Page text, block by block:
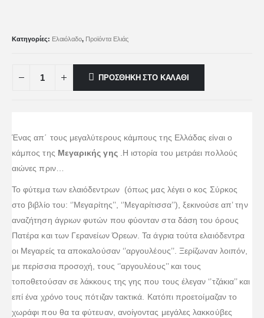
Κατηγορίες: Ελαιόλαδο, Προϊόντα Ελιάς
ΠΡΟΣΘΉΚΗ ΣΤΟ ΚΑΛΆΘΙ
Ένας απ΄ τους μεγαλύτερους κάμπους της Ελλάδας είναι ο
κάμπος της Μεγαρικής γης.Η ιστορία του μετράει πολλούς
αιώνες πριν…
Το φύτεμα των ελαιόδεντρων (όπως μας λέγει ο κος Σύρκος
στο βιβλίο του: ‘’Μεγαρίτης’’, ‘’Μεγαρίτισσα’’), ξεκινούσε απ’ την
αναζήτηση άγριων φυτών που φύονταν στα δάση του όρους
Πατέρα και των Γερανείων Όρεων. Τα άγρια τούτα ελαιόδεντρα
οι Μεγαρείς τα αποκαλούσαν ‘’αργουλέους’’. Ξερίζωναν λοιπόν,
με περίσσια προσοχή, τους ‘’αργουλέους’’ και τους
τοποθετούσαν σε λάκκους της γης που τους έλεγαν ‘’τζάκια’’ και
επί ένα χρόνο τους πότιζαν τακτικά. Κατόπι προετοίμαζαν το
χωράφι που θα τα φύτευαν, ανοίγοντας μεγάλες λακκούβες